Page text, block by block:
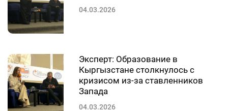
04.03.2026
Эксперт: Образование в
Кыргызстане столкнулось с
кризисом из-за ставленников
Запада
04.03.2026